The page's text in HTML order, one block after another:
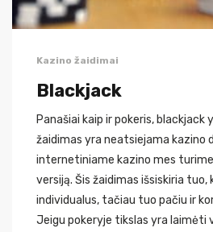
Kazino žaidimai
Blackjack
Panašiai kaip ir pokeris, blackjack
žaidimas yra neatsiejama kazino
internetiniame kazino mes
versiją. Šis žaidimas išsiskiria tuo,
individualus, tačiau tuo pačiu ir
Jeigu pokeryje tikslas yra laimėti